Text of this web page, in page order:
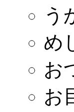
う
め
お
お